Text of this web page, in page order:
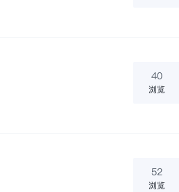
流程1.DL分类C1"];
40
浏览
52
浏览